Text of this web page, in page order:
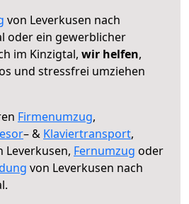
von Leverkusen nach
oder ein gewerblicher
im Kinzigtal, wir helfen,
und stressfrei umziehen
Firmenumzug,
– & Klaviertransport,
Leverkusen, Fernumzug oder
von Leverkusen nach